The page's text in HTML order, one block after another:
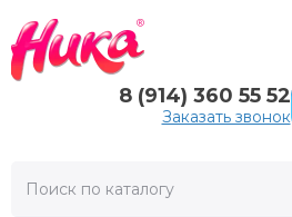
8 (914) 360 55 52
Заказать звонок